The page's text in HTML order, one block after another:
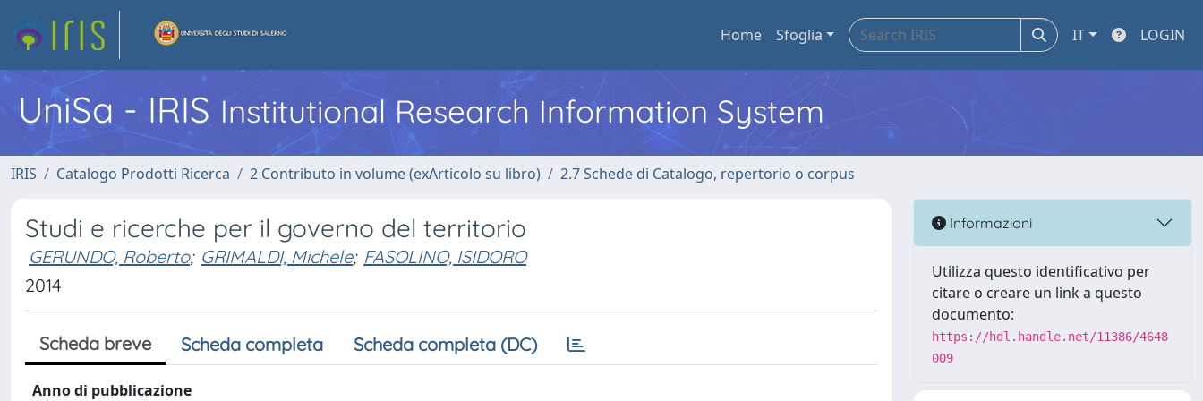
Home Sfoglia IT LOGIN
UniSa - IRIS Institutional Research Information System
IRIS Catalogo Prodotti Ricerca 2 Contributo in volume (exArticolo su libro) 2.7 Schede di Catalogo, repertorio o corpus
Studi e ricerche per il governo del territorio
GERUNDO, Roberto; GRIMALDI, Michele; FASOLINO, ISIDORO
2014
Scheda breve Scheda completa Scheda completa (DC)
Anno di pubblicazione
Informazioni
Utilizza questo identificativo per
citare o creare un link a questo
documento:
https://hdl.handle.net/11386/4648
009